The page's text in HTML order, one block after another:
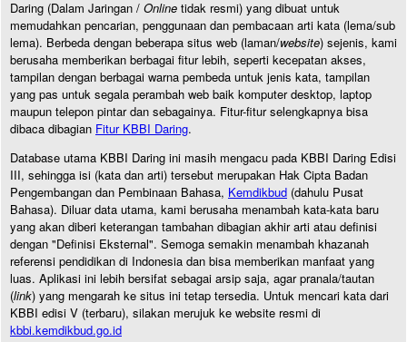
Daring (Dalam Jaringan / Online tidak resmi) yang dibuat untuk
memudahkan pencarian, penggunaan dan pembacaan arti kata (lema/sub
lema). Berbeda dengan beberapa situs web (laman/website) sejenis, kami
berusaha memberikan berbagai fitur lebih, seperti kecepatan akses,
tampilan dengan berbagai warna pembeda untuk jenis kata, tampilan
yang pas untuk segala perambah web baik komputer desktop, laptop
maupun telepon pintar dan sebagainya. Fitur-fitur selengkapnya bisa
dibaca dibagian Fitur KBBI Daring.
Database utama KBBI Daring ini masih mengacu pada KBBI Daring Edisi
III, sehingga isi (kata dan arti) tersebut merupakan Hak Cipta Badan
Pengembangan dan Pembinaan Bahasa, Kemdikbud (dahulu Pusat
Bahasa). Diluar data utama, kami berusaha menambah kata-kata baru
yang akan diberi keterangan tambahan dibagian akhir arti atau definisi
dengan "Definisi Eksternal". Semoga semakin menambah khazanah
referensi pendidikan di Indonesia dan bisa memberikan manfaat yang
luas. Aplikasi ini lebih bersifat sebagai arsip saja, agar pranala/tautan
(link) yang mengarah ke situs ini tetap tersedia. Untuk mencari kata dari
KBBI edisi V (terbaru), silakan merujuk ke website resmi di
kbbi.kemdikbud.go.id